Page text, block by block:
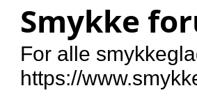
Smykke
For alle
https://